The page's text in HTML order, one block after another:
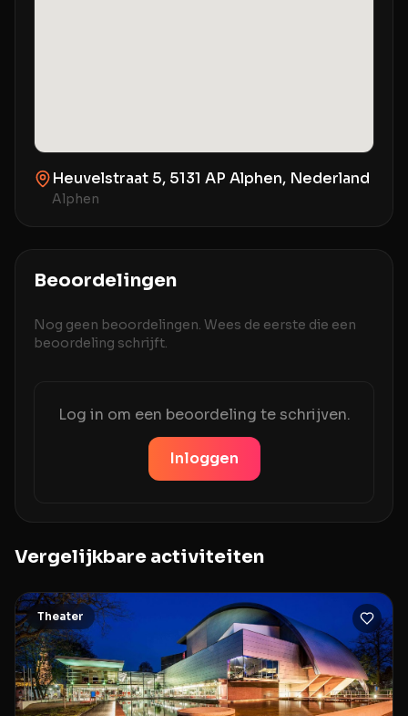
Heuvelstraat 5, 5131 AP Alphen, Nederland
Alphen
Beoordelingen
Nog geen beoordelingen. Wees de eerste die een
beoordeling schrijft.
Log in om een beoordeling te schrijven.
Inloggen
Vergelijkbare activiteiten
Theater